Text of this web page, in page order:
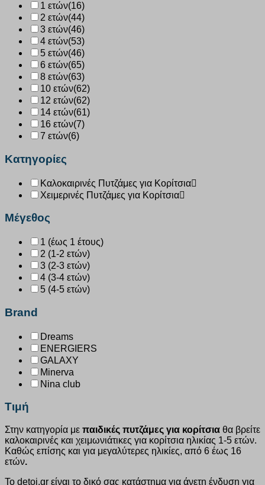
1 ετών(16)
2 ετών(44)
3 ετών(46)
4 ετών(53)
5 ετών(46)
6 ετών(65)
8 ετών(63)
10 ετών(62)
12 ετών(62)
14 ετών(61)
16 ετών(7)
7 ετών(6)
Κατηγορίες
Καλοκαιρινές Πυτζάμες για Κορίτσια
Χειμερινές Πυτζάμες για Κορίτσια
Μέγεθος
1 (έως 1 έτους)
2 (1-2 ετών)
3 (2-3 ετών)
4 (3-4 ετών)
5 (4-5 ετών)
Brand
Dreams
ENERGIERS
GALAXY
Minerva
Nina club
Τιμή
Στην κατηγορία με παιδικές πυτζάμες για κορίτσια θα βρείτε
καλοκαιρινές και χειμωνιάτικες για κορίτσια ηλικίας 1-5 ετών.
Καθώς επίσης και για μεγαλύτερες ηλικίες, από 6 έως 16
ετών.
Το detoi.gr είναι το δικό σας κατάστημα για άνετη ένδυση για